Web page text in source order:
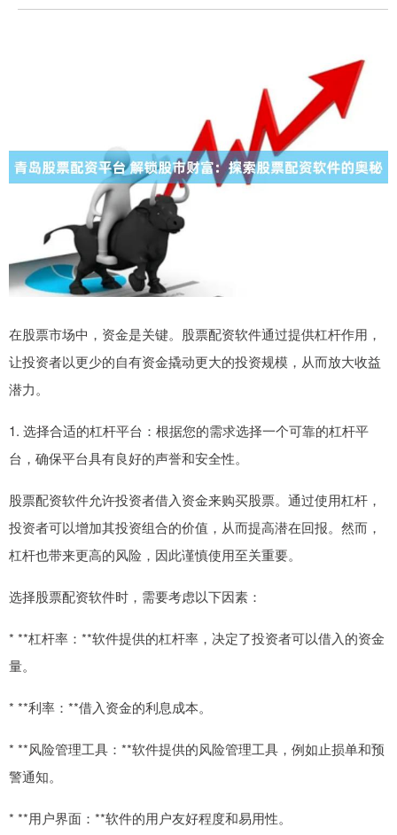
在股票市场中，资金是关键。股票配资软件通过提供杠杆作用，
让投资者以更少的自有资金撬动更大的投资规模，从而放大收益
潜力。
1. 选择合适的杠杆平台：根据您的需求选择一个可靠的杠杆平
台，确保平台具有良好的声誉和安全性。
股票配资软件允许投资者借入资金来购买股票。通过使用杠杆，
投资者可以增加其投资组合的价值，从而提高潜在回报。然而，
杠杆也带来更高的风险，因此谨慎使用至关重要。
选择股票配资软件时，需要考虑以下因素：
* **杠杆率：**软件提供的杠杆率，决定了投资者可以借入的资金
量。
* **利率：**借入资金的利息成本。
* **风险管理工具：**软件提供的风险管理工具，例如止损单和预
警通知。
* **用户界面：**软件的用户友好程度和易用性。